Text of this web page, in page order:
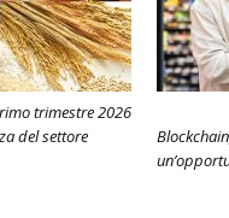
trimestre 2026
del settore